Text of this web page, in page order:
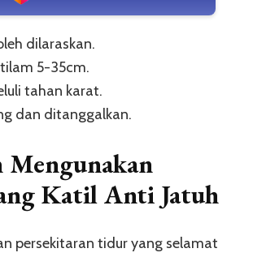
dilaraskan.
5-35cm.
tahan karat.
dan ditanggalkan.
Mengunakan
Katil Anti Jatuh
persekitaran tidur yang selamat